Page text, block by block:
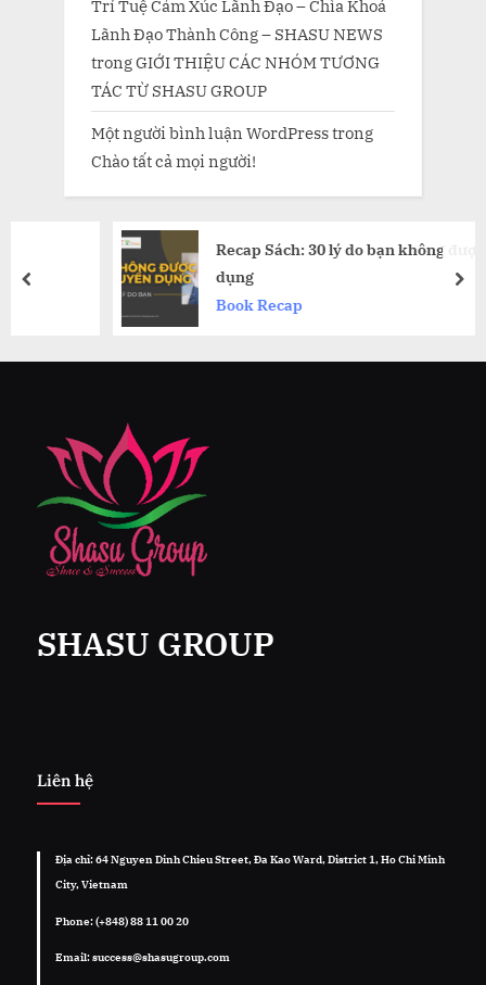
Trí Tuệ Cảm Xúc Lãnh Đạo – Chìa Khoá
Lãnh Đạo Thành Công – SHASU NEWS
trongGIỚI THIỆU CÁC NHÓM TƯƠNG
TÁC TỪ SHASU GROUP
Một người bình luận WordPresstrong
Chào tất cả mọi người!
Recap Sách: 30 lý do bạn không được tuyển
dụng
Book Recap
prev
SHASU GROUP
Liên hệ
Địa chỉ: 64 Nguyen Dinh Chieu Street, Đa Kao Ward, District 1, Ho Chi Minh
City, Vietnam
Phone: (+848) 88 11 00 20
Email: success@shasugroup.com